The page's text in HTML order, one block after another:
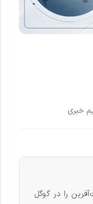
خبری
را در گوگل